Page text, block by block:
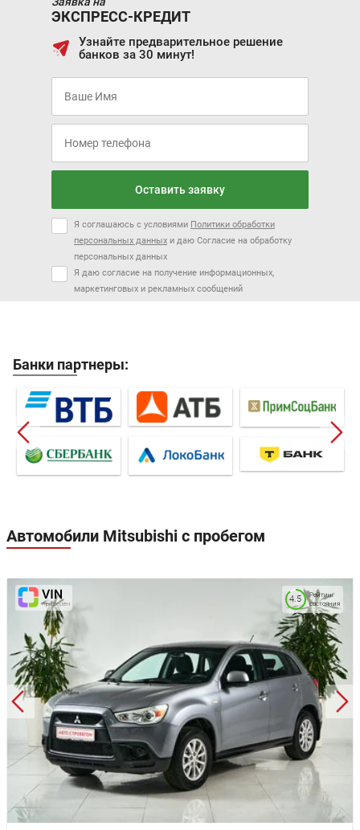
ЭКСПРЕСС-КРЕДИТ
Узнайте предварительное решение
банков за 30 минут!
Оставить заявку
Я соглашаюсь с условиями Политики обработки
персональных данных и даю Согласие на обработку
персональных данных
Я даю согласие на получение информационных,
маркетинговых и рекламных сообщений
Банки партнеры:
Автомобили Mitsubishi с пробегом
Рейтинг
состояния
4.5